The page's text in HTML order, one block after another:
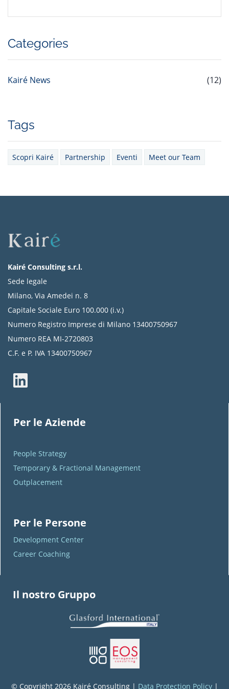
Categories
Kairé News (12)
Tags
Scopri Kairé Partnership Eventi Meet our Team
Kairé Consulting s.r.l.
Sede legale
Milano, Via Amedei n. 8
Capitale Sociale Euro 100.000 (i.v.)
Numero Registro Imprese di Milano 13400750967
Numero REA MI-2720803
C.F. e P. IVA 13400750967
Per le Aziende
People Strategy
Temporary & Fractional Management
Outplacement
Per le Persone
Development Center
Career Coaching
Il nostro Gruppo
© Copyright 2026 Kairé Consulting | Data Protection Policy|